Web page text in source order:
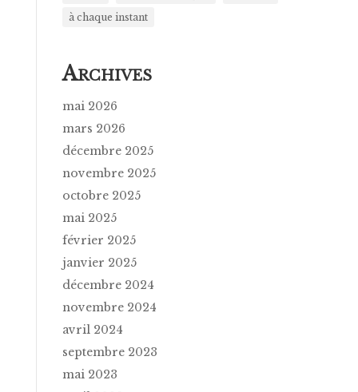
à chaque instant
ARCHIVES
mai 2026
mars 2026
décembre 2025
novembre 2025
octobre 2025
mai 2025
février 2025
janvier 2025
décembre 2024
novembre 2024
avril 2024
septembre 2023
mai 2023